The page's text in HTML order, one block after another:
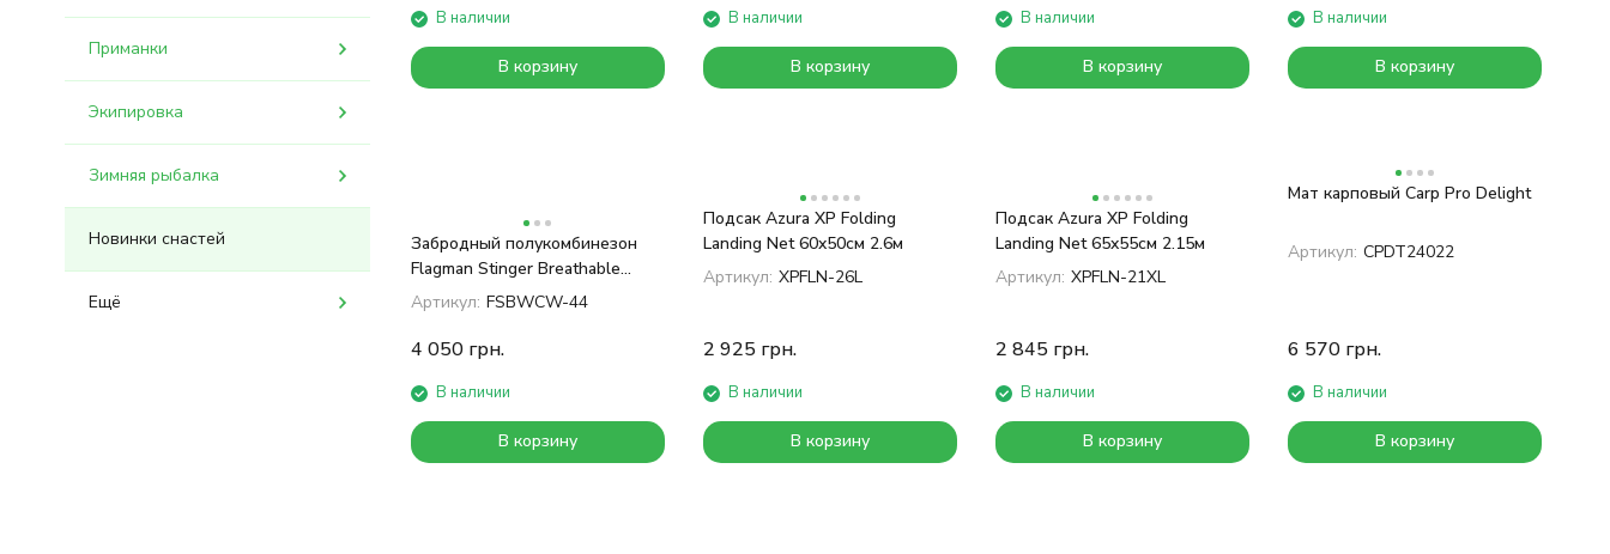
В наличии
В корзину
В наличии
В корзину
В наличии
В корзину
В наличии
В корзину
Забродный полукомбинезон
Flagman Stinger Breathable
Waterproof Chest Wader
Артикул: FSBWCW-44
4 050 грн.
В наличии
В корзину
Подсак Azura XP Folding
Landing Net 60x50см 2.6м
Артикул: XPFLN-26L
2 925 грн.
В наличии
В корзину
Подсак Azura XP Folding
Landing Net 65x55см 2.15м
Артикул: XPFLN-21XL
2 845 грн.
В наличии
В корзину
Мат карповый Carp Pro Delight
Артикул: CPDT24022
6 570 грн.
В наличии
В корзину
Mepps
Mad Carp
Manns
Ryobi
Select
UKRSPIN
Фішка
Orange
Приманки
Экипировка
Зимняя рыбалка
Новинки снастей
Ещё